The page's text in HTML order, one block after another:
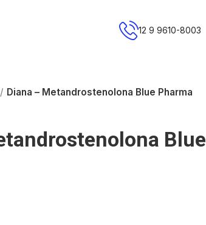
12 9 9610-8003
Diana – Metandrostenolona Blue Pharma
Blue